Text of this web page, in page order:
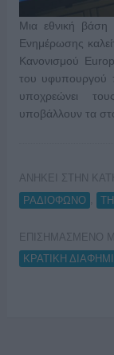
Μια εθνική βάση
Ενημέρωσης
Κανονισμού
του
υποχρεώνει
υποβάλλουν τα
ΑΝΗΚΕΙ ΣΤΗΝ
ΡΑΔΙΟΦΩΝΟ
ΕΠΙΣΗΜΑΣΜΕΝΟ
ΚΡΑΤΙΚΗ